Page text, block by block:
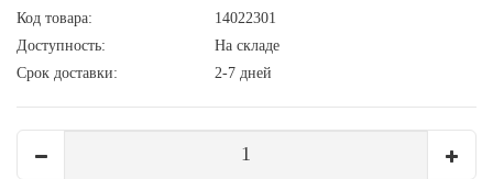
Код товара:
14022301
Доступность:
На складе
Срок доставки:
2-7 дней